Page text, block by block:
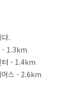
.
- 1.3km
터 - 1.4km
어스 - 2.6km